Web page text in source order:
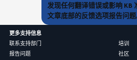
发现任何翻译错误或影响 KB
文章底部的反馈选项报告问题
更多支持信息
联系支持部门
报告问题
培训
社区